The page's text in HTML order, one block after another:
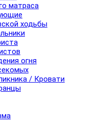
матраса
ходьбы
огня
/ Кровати